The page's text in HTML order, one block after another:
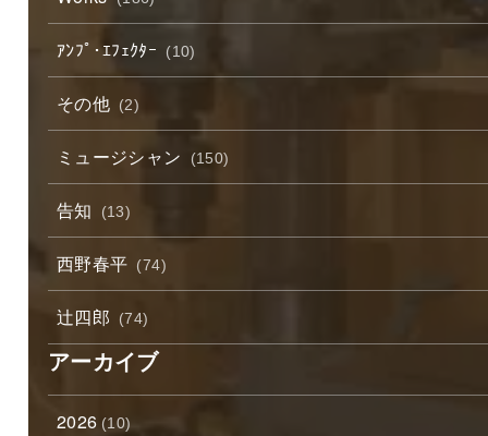
ｱﾝﾌﾟ･ｴﾌｪｸﾀｰ (10)
その他 (2)
ミュージシャン (150)
告知 (13)
西野春平 (74)
辻四郎 (74)
アーカイブ
2026 (10)